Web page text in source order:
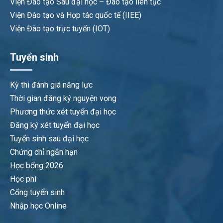
Viện Đào tạo và Hợp tác quốc tế (IIEE)
Viện Đào tạo trực tuyến (IOT)
Tuyển sinh
Kỳ thi đánh giá năng lực
Thời gian đăng ký nguyện vọng
Phương thức xét tuyển đại học
Đăng ký xét tuyển đại học
Tuyển sinh sau đại học
Chứng chỉ ngắn hạn
Học bổng 2026
Học phí
Cổng tuyển sinh
Nhập học Online